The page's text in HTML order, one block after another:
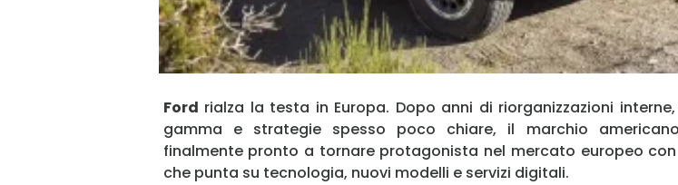
Ford rialza la testa in Europa. Dopo anni di riorganizzazioni
gamma e strategie spesso poco chiare, il marchio
finalmente pronto a tornare protagonista nel mercato europeo
che punta su tecnologia, nuovi modelli e servizi digitali.